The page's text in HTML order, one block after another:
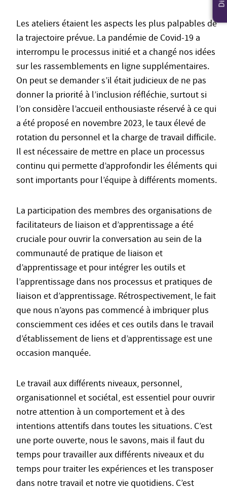
Les ateliers étaient les aspects les plus palpables de
la trajectoire prévue. La pandémie de Covid-19 a
interrompu le processus initié et a changé nos idées
sur les rassemblements en ligne supplémentaires.
On peut se demander s’il était judicieux de ne pas
donner la priorité à l’inclusion réfléchie, surtout si
l’on considère l’accueil enthousiaste réservé à ce qui
a été proposé en novembre 2023, le taux élevé de
rotation du personnel et la charge de travail difficile.
Il est nécessaire de mettre en place un processus
continu qui permette d’approfondir les éléments qui
sont importants pour l’équipe à différents moments.
La participation des membres des organisations de
facilitateurs de liaison et d’apprentissage a été
cruciale pour ouvrir la conversation au sein de la
communauté de pratique de liaison et
d’apprentissage et pour intégrer les outils et
l’apprentissage dans nos processus et pratiques de
liaison et d’apprentissage. Rétrospectivement, le fait
que nous n’ayons pas commencé à imbriquer plus
consciemment ces idées et ces outils dans le travail
d’établissement de liens et d’apprentissage est une
occasion manquée.
Le travail aux différents niveaux, personnel,
organisationnel et sociétal, est essentiel pour ouvrir
notre attention à un comportement et à des
intentions attentifs dans toutes les situations. C’est
une porte ouverte, nous le savons, mais il faut du
temps pour travailler aux différents niveaux et du
temps pour traiter les expériences et les transposer
dans notre travail et notre vie quotidiens. C’est